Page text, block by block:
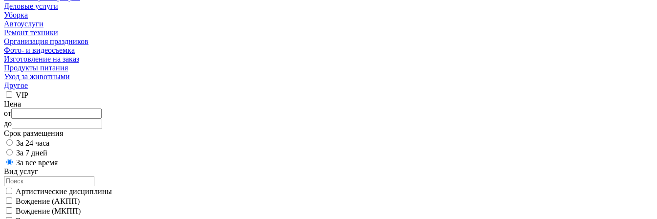
Деловые услуги
Уборка
Автоуслуги
Ремонт техники
Организация праздников
Фото- и видеосъемка
Изготовление на заказ
Продукты питания
Уход за животными
Другое
VIP
Цена
от
до
Срок размещения
За 24 часа
За 7 дней
За все время
Вид услуг
Артистические дисциплины
Вождение (АКПП)
Вождение (МКПП)